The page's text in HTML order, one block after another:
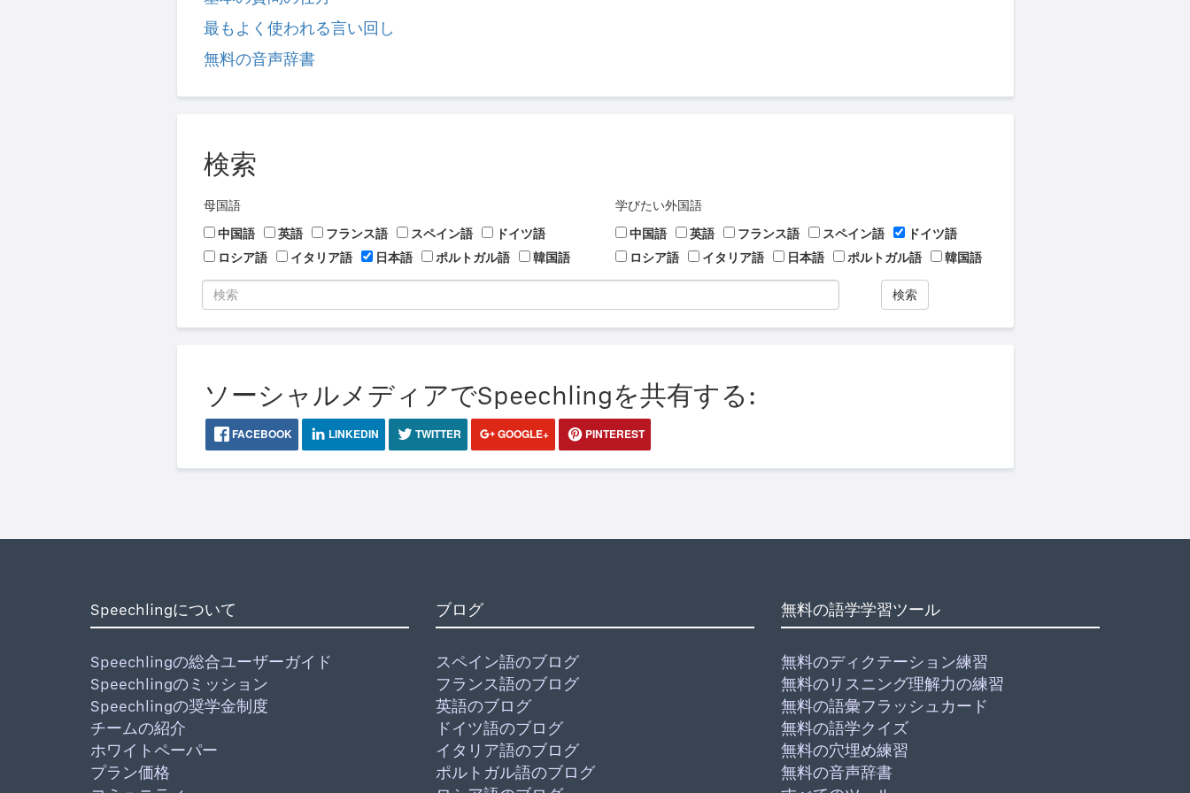
最もよく使われる言い回し
無料の音声辞書
検索
母国語
中国語
英語 フランス語 スペイン語
ドイツ語
ロシア語
イタリア語 日本語 ポルトガル語 韓国語
学びたい外国語
中国語
英語 フランス語 スペイン語
ドイツ語
ロシア語
イタリア語 日本語 ポルトガル語 韓国語
検索
ソーシャルメディアでSpeechlingを共有する:
FACEBOOK LINKEDIN TWITTER GOOGLE+ PINTEREST
Speechlingについて
Speechlingの総合ユーザーガイド
Speechlingのミッション
Speechlingの奨学金制度
チームの紹介
ホワイトペーパー
プラン価格
ブログ
スペイン語のブログ
フランス語のブログ
英語のブログ
ドイツ語のブログ
イタリア語のブログ
ポルトガル語のブログ
無料の語学学習ツール
無料のディクテーション練習
無料のリスニング理解力の練習
無料の語彙フラッシュカード
無料の語学クイズ
無料の穴埋め練習
無料の音声辞書